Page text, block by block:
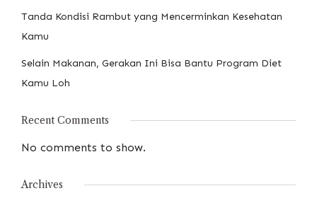
Tanda Kondisi Rambut yang Mencerminkan Kesehatan
Kamu
Selain Makanan, Gerakan Ini Bisa Bantu Program Diet
Kamu Loh
Recent Comments
No comments to show.
Archives